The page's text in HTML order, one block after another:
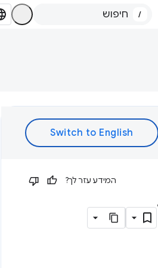
/
המידע עזר לך?